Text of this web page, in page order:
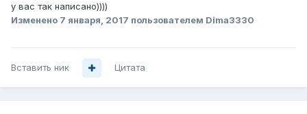
у вас так написано))))
Изменено 7 января, 2017 пользователем Dima3330
Вставить ник Цитата